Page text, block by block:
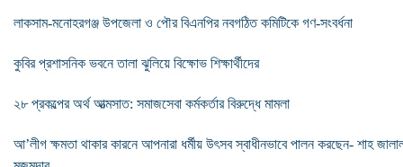
লাকসাম-মনোহরগঞ্জ উপজেলা ও পৌর বিএনপির নবগঠিত কমিটিকে গণ-সংবর্ধনা
কুবির প্রশাসনিক ভবনে তালা ঝুলিয়ে বিক্ষোভ শিক্ষার্থীদের
২৮ প্রকল্পের অর্থ আত্মসাত: সমাজসেবা কর্মকর্তার বিরুদ্ধে মামলা
আ’লীগ ক্ষমতা থাকার কারনে আপনারা ধর্মীয় উৎসব স্বাধীনভাবে পালন করছেন- শাহ